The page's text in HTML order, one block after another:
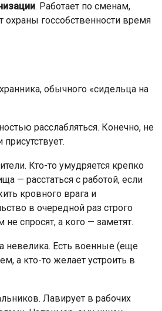
. Работает по сменам,
охраны госсобственности время
обычного «сидельца на
расслабляться. Конечно, не
Кто-то умудряется крепко
— расстаться с работой, если
кровного врага и
в очередной раз строго
спросят, а кого — заметят.
невелика. Есть военные (еще
а кто-то желает устроить в
Лавирует в рабочих